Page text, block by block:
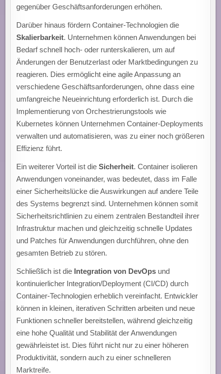
gegenüber Geschäftsanforderungen erhöhen.
Darüber hinaus fördern Container-Technologien die
Skalierbarkeit. Unternehmen können Anwendungen bei
Bedarf schnell hoch- oder runterskalieren, um auf
Änderungen der Benutzerlast oder Marktbedingungen zu
reagieren. Dies ermöglicht eine agile Anpassung an
verschiedene Geschäftsanforderungen, ohne dass eine
umfangreiche Neueinrichtung erforderlich ist. Durch die
Implementierung von Orchestrierungstools wie
Kubernetes können Unternehmen Container-Deployments
verwalten und automatisieren, was zu einer noch größeren
Effizienz führt.
Ein weiterer Vorteil ist dieSicherheit. Container isolieren
Anwendungen voneinander, was bedeutet, dass im Falle
einer Sicherheitslücke die Auswirkungen auf andere Teile
des Systems begrenzt sind. Unternehmen können somit
Sicherheitsrichtlinien zu einem zentralen Bestandteil ihrer
Infrastruktur machen und gleichzeitig schnelle Updates
und Patches für Anwendungen durchführen, ohne den
gesamten Betrieb zu stören.
Schließlich ist die Integration von DevOps und
kontinuierlicher Integration/Deployment (CI/CD) durch
Container-Technologien erheblich vereinfacht. Entwickler
können in kleinen, iterativen Schritten arbeiten und neue
Funktionen schneller bereitstellen, während gleichzeitig
eine hohe Qualität und Stabilität der Anwendungen
gewährleistet ist. Dies führt nicht nur zu einer höheren
Produktivität, sondern auch zu einer schnelleren
Marktreife.